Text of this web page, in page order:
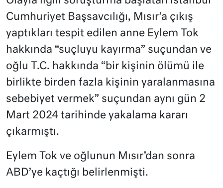
Cumhuriyet Başsavcılığı, Mısır’a çıkış
yaptıkları tespit edilen anne Eylem Tok
hakkında “suçluyu kayırma” suçundan ve
oğlu T.C. hakkında “bir kişinin ölümü ile
birlikte birden fazla kişinin yaralanmasına
sebebiyet vermek” suçundan aynı gün 2
Mart 2024 tarihinde yakalama kararı
çıkarmıştı.
Eylem Tok ve oğlunun Mısır’dan sonra
ABD’ye kaçtığı belirlenmişti.